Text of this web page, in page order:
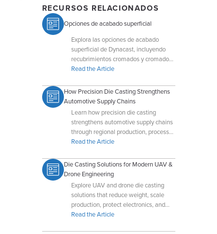
RECURSOS RELACIONADOS
Opciones de acabado superficial
Explora las opciones de acabado
superficial de Dynacast, incluyendo
recubrimientos cromados y cromados,
para mejorar la resistencia a la
componentes de fundición a presión.
Read the Article
How Precision Die Casting Strengthens
Automotive Supply Chains
Learn how precision die casting
strengthens automotive supply chains
through regional production, process
control, lightweighting, and reduced
Read the Article
Die Casting Solutions for Modern UAV &
Drone Engineering
Explore UAV and drone die casting
solutions that reduce weight, scale
production, protect electronics, and
improve durability in demanding
Read the Article